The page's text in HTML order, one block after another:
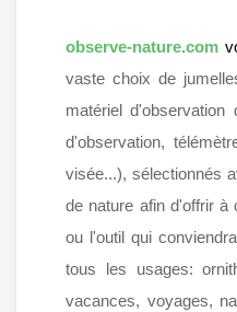
observe-nature.com
vaste choix de
matériel d'observation
d'observation,
visée...), sélectionnés
de nature afin d'offrir à
ou l'outil qui
tous les usages:
vacances, voyages,